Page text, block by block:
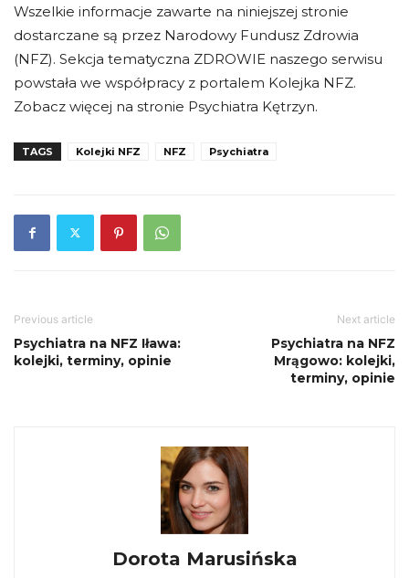
Wszelkie informacje zawarte na niniejszej stronie
dostarczane są przez Narodowy Fundusz Zdrowia
(NFZ). Sekcja tematyczna ZDROWIE naszego serwisu
powstała we współpracy z portalem Kolejka NFZ.
Zobacz więcej na stronie Psychiatra Kętrzyn.
TAGS Kolejki NFZ NFZ Psychiatra
Previous article
Psychiatra na NFZ Iława:
kolejki, terminy, opinie
Next article
Psychiatra na NFZ
Mrągowo: kolejki,
terminy, opinie
Dorota Marusińska